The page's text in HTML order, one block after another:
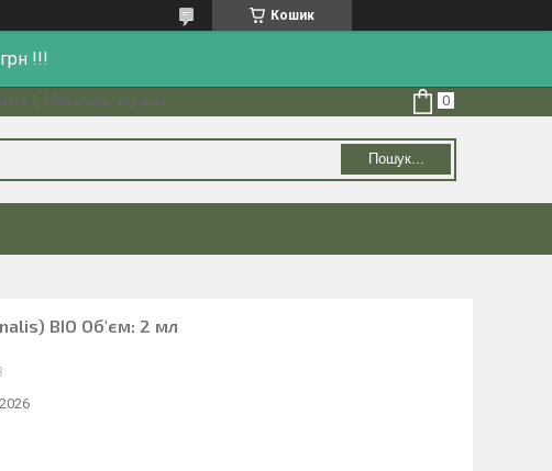
Кошик
!!!
1, Миколаїв, Україна
Пошук...
BIO Об'єм: 2 мл